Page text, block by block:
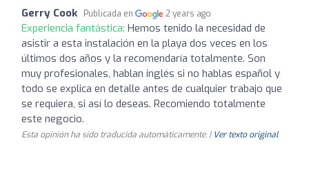
Gerry Cook Publicada en 2 years ago
Experiencia fantástica: Hemos tenido la necesidad de
asistir a esta instalación en la playa dos veces en los
últimos dos años y la recomendaría totalmente. Son
muy profesionales, hablan inglés si no hablas español y
todo se explica en detalle antes de cualquier trabajo que
se requiera, si así lo deseas. Recomiendo totalmente
este negocio.
Esta opinión ha sido traducida automáticamente. | Ver texto original